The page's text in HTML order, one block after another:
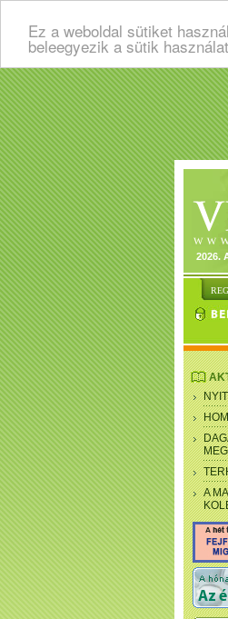
Ez a weboldal sütiket
beleegyezik a sütik
2026.
A